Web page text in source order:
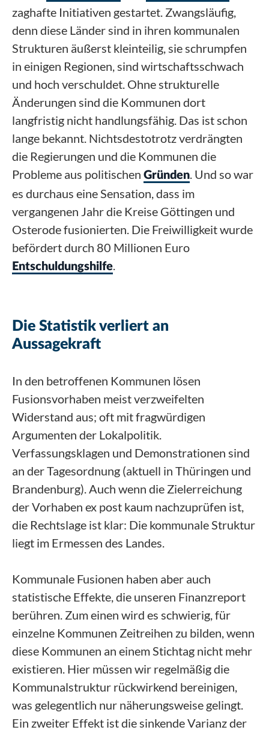
zaghafte Initiativen gestartet. Zwangsläufig,
denn diese Länder sind in ihren kommunalen
Strukturen äußerst kleinteilig, sie schrumpfen
in einigen Regionen, sind wirtschaftsschwach
und hoch verschuldet. Ohne strukturelle
Änderungen sind die Kommunen dort
langfristig nicht handlungsfähig. Das ist schon
lange bekannt. Nichtsdestotrotz verdrängten
die Regierungen und die Kommunen die
Probleme aus politischen Gründen. Und so war
es durchaus eine Sensation, dass im
vergangenen Jahr die Kreise Göttingen und
Osterode fusionierten. Die Freiwilligkeit wurde
befördert durch 80 Millionen Euro
Entschuldungshilfe.
Die Statistik verliert an
Aussagekraft
In den betroffenen Kommunen lösen
Fusionsvorhaben meist verzweifelten
Widerstand aus; oft mit fragwürdigen
Argumenten der Lokalpolitik.
Verfassungsklagen und Demonstrationen sind
an der Tagesordnung (aktuell in Thüringen und
Brandenburg). Auch wenn die Zielerreichung
der Vorhaben ex post kaum nachzuprüfen ist,
die Rechtslage ist klar: Die kommunale Struktur
liegt im Ermessen des Landes.
Kommunale Fusionen haben aber auch
statistische Effekte, die unseren Finanzreport
berühren. Zum einen wird es schwierig, für
einzelne Kommunen Zeitreihen zu bilden, wenn
diese Kommunen an einem Stichtag nicht mehr
existieren. Hier müssen wir regelmäßig die
Kommunalstruktur rückwirkend bereinigen,
was gelegentlich nur näherungsweise gelingt.
Ein zweiter Effekt ist die sinkende Varianz der